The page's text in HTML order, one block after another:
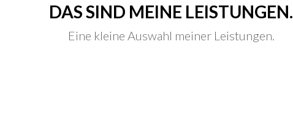
DAS SIND MEINE LEISTUNGEN.
Eine kleine Auswahl meiner Leistungen.